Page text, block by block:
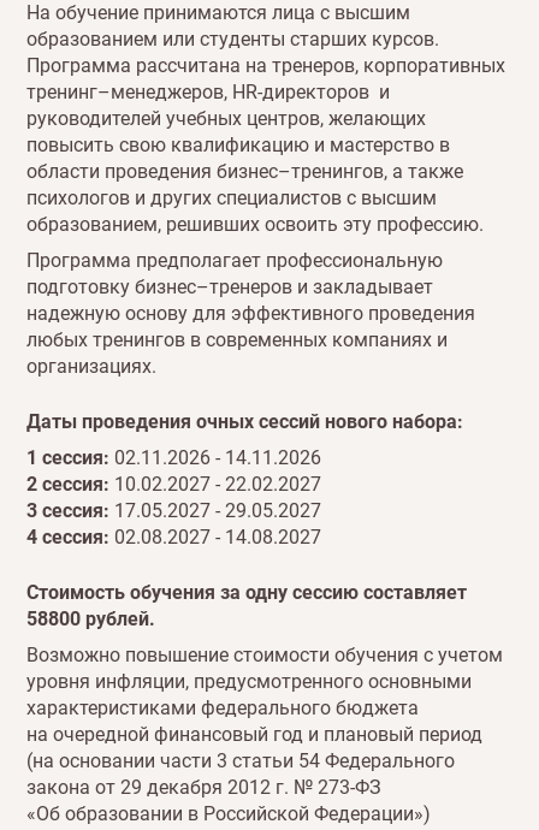
На обучение принимаются лица с высшим
образованием или студенты старших курсов.
Программа рассчитана на тренеров, корпоративных
тренинг–менеджеров, HR-директоров и
руководителей учебных центров, желающих
повысить свою квалификацию и мастерство в
области проведения бизнес–тренингов, а также
психологов и других специалистов с высшим
образованием, решивших освоить эту профессию.
Программа предполагает профессиональную
подготовку бизнес–тренеров и закладывает
надежную основу для эффективного проведения
любых тренингов в современных компаниях и
организациях.
Даты проведения очных сессий нового набора:
1 сессия: 02.11.2026 - 14.11.2026
2 сессия: 10.02.2027 - 22.02.2027
3 сессия: 17.05.2027 - 29.05.2027
4 сессия: 02.08.2027 - 14.08.2027
Стоимость обучения за одну сессию составляет
58800 рублей.
Возможно повышение стоимости обучения с учетом
уровня инфляции, предусмотренного основными
характеристиками федерального бюджета
на очередной финансовый год и плановый период
(на основании части 3 статьи 54 Федерального
закона от 29 декабря 2012 г. № 273-ФЗ
«Об образовании в Российской Федерации»)